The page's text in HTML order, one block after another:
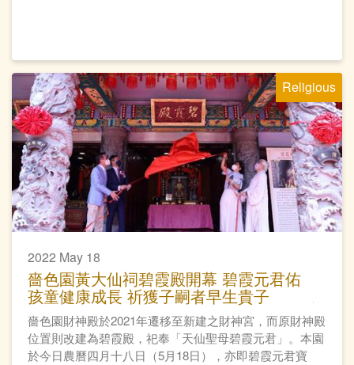
Religious
2022 May 18
嗇色園黃大仙祠碧霞殿開幕 碧霞元君佑
孩童健康成長 祈獲子嗣者早生貴子
嗇色園財神殿於2021年遷移至新建之財神宮，而原財神殿
位置則改建為碧霞殿，祀奉「天仙聖母碧霞元君」。本園
於今日農曆四月十八日（5月18日），亦即碧霞元君寶